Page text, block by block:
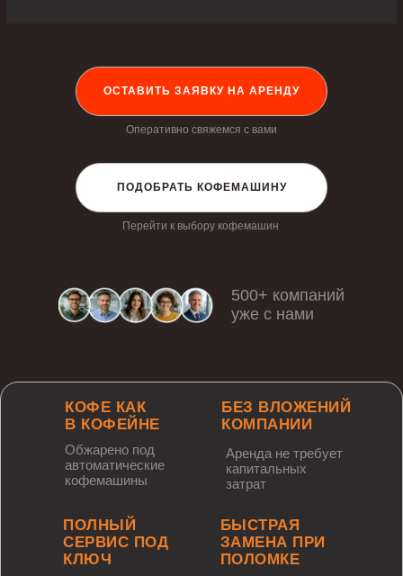
БЫСТРАЯ
ЗАМЕНА ПРИ
ПОЛОМКЕ
БЕЗ ВЛОЖЕНИЙ
КОМПАНИИ
ПОЛНЫЙ
СЕРВИС ПОД
КЛЮЧ
КОФЕ КАК
В КОФЕЙНЕ
Обжарено под
автоматические
кофемашины
500+ компаний
уже с нами
Аренда не требует
капитальных
затрат
Оперативно свяжемся с вами
Перейти к выбору кофемашин
ОСТАВИТЬ ЗАЯВКУ НА АРЕНДУ
ПОДОБРАТЬ КОФЕМАШИНУ